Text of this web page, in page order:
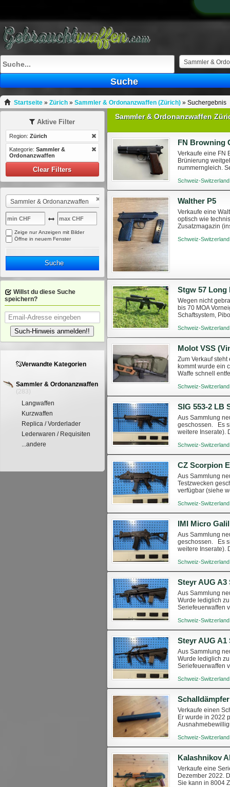
Sammler &
Suche
Startseite» Zürich» Sammler & Ordonanzwaffen (Zürich)» Suchergebnis
Sammler & Ordonanzwaffen
FN Browning
Verkaufe eine FN
Brünierung
nummerngleich.
Schweiz-
Walther P5
Verkaufe eine
optisch wie
Zusatzmagazin
Schweiz-
Stgw 57 Long
Wegen nicht
bis 70 MOA
Schaftsystem,
Schweiz-
Molot VSS
Zum Verkauf
kommt wurde ein
Waffe schnell
Schweiz-
SIG 553-2 LB
Aus Sammlung
geschossen. Es
weitere Inserate).
Schweiz-
CZ Scorpion
Aus Sammlung
Testzwecken
verfügbar (siehe
Schweiz-
IMI Micro
Aus Sammlung
geschossen. Es
weitere Inserate).
Schweiz-
Steyr AUG
Aus Sammlung
Wurde lediglich
Seriefeuerwaffen
Schweiz-
Steyr AUG
Aus Sammlung
Wurde lediglich
Seriefeuerwaffen
Schweiz-
Verkaufe einen
Er wurde in 2022
Schweiz-
Kalashnikov
Verkaufe eine
Dezember 2022.
Sie kann in 8004
Aktive Filter
Region: Zürich
Kategorie: Sammler &
Ordonanzwaffen
Clear Filters
Sammler & Ordonanzwaffen
Zeige nur Anzeigen mit Bilder
Öffne in neuem Fenster
Suche
Willst du diese Suche
speichern?
Such-Hinweis anmelden!!
Verwandte Kategorien
Sammler & Ordonanzwaffen
(283)
Langwaffen
Kurzwaffen
Replica / Vorderlader
Lederwaren / Requisiten
...andere